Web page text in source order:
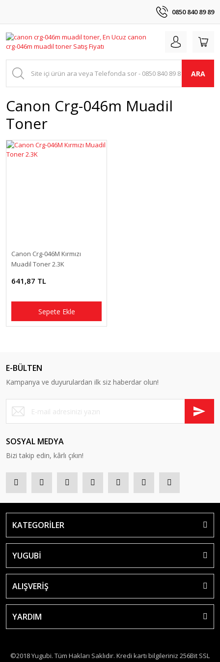
0850 840 89 89
ARA
Canon Crg-046m Muadil
Toner
Canon Crg-046M Kırmızı
Muadil Toner 2.3K
641,87 TL
Sepete Ekle
E-BÜLTEN
Kampanya ve duyurulardan ilk siz haberdar olun!
SOSYAL MEDYA
Bizi takip edin, kârlı çıkın!
KATEGORİLER
YUGUBİ
ALIŞVERİŞ
YARDIM
©2018 Yugubi. Tüm Hakları Saklıdır. Kredi kartı bilgileriniz 256Bit SSL